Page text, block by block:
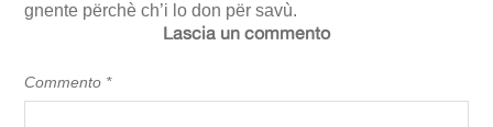
gnente përchè ch’i lo don për savù.
Lascia un commento
Commento *